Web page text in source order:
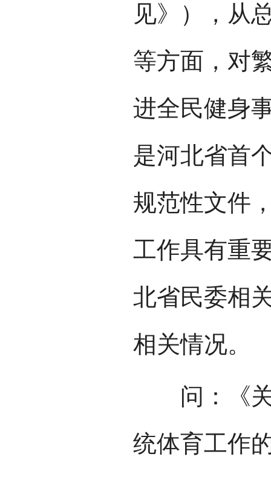
见》），从
等方面，对
进全民健身
是河北省首
规范性文件
工作具有重
北省民委相
相关情况。
问：《关
统体育工作